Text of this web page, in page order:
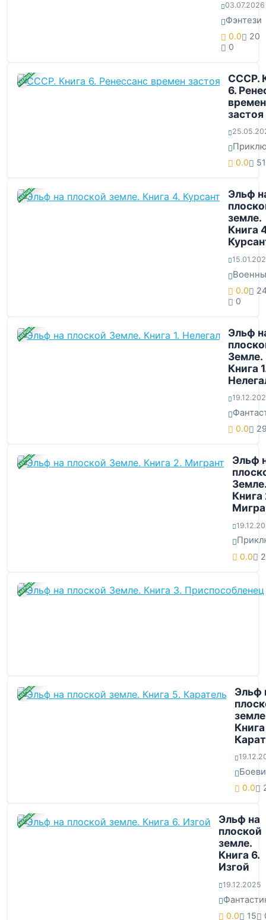
03.07.2026
Фэнтези
0.0
20
0
ЗАВЕРШЕНА
СССР.
6.
времен
застоя
0.0 51
ЗАВЕРШЕНА
Эльф
земле.
Книга
0.0
0
ЗАВЕРШЕНА
Эльф
Земле.
Книга
0.0
ЗАВЕРШЕНА
Эльф
Земле.
Книга
0.0
ЗАВЕРШЕНА
ЗАВЕРШЕНА
Эльф
0.0
ЗАВЕРШЕНА
Эльф на
плоской
земле.
Книга 6.
Изгой
19.12.2025
0.0 15